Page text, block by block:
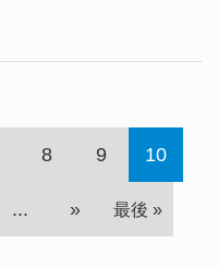
8 9 10
... » 最後 »